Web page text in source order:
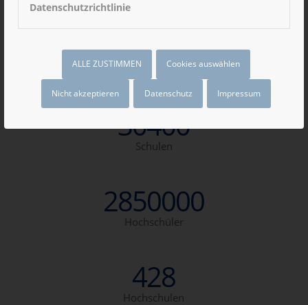
Datenschutzrichtlinie
ALLE ZUSTIMMEN Cookies auswählen
Nicht akzeptieren Datenschutz Impressum
13002030
Schüler
30400
Schulen
2850000
Hochschüler
428
Hochschulen